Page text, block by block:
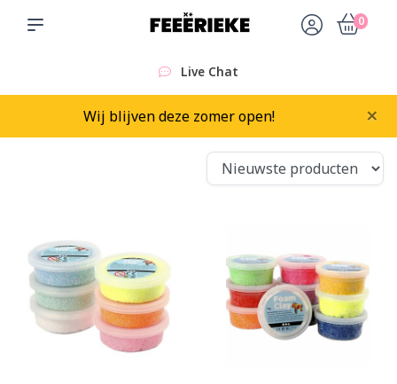
0
Live Chat
Wij blijven deze zomer open! ×